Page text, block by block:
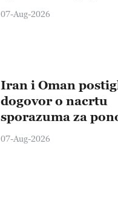
državljanstvo po
nakon odluke
07-Aug-2026
Iran i Oman
dogovor o nacrtu
sporazuma za
otvaranje
moreuza
07-Aug-2026